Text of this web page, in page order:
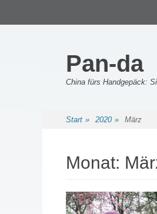
Pan-da
China fürs Handgepäck:
Sekundäres
ZumStart » 2020 » März
Monat: